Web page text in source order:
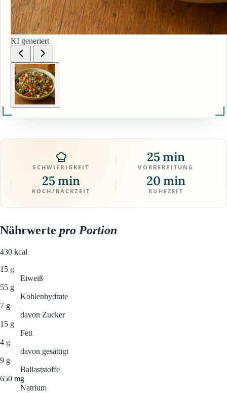
KI generiert
SCHWIERIGKEIT
25 min
VORBEREITUNG
25 min
KOCH/BACKZEIT
20 min
RUHEZEIT
Nährwerte pro Portion
430 kcal
15 g
Eiweiß
55 g
Kohlenhydrate
7 g
davon Zucker
15 g
Fett
4 g
davon gesättigt
9 g
Ballaststoffe
650 mg
Natrium